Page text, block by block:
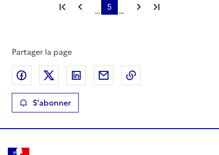
Première page
Page précédente
… 5 … Page suivante
Partager la page
Partager sur Facebook
Partager sur XPartager sur LinkedIn
Partager par email
S'abonner